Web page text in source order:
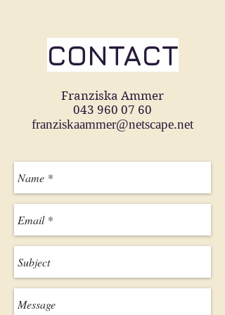
CONTACT
Franziska Ammer
043 960 07 60
franziskaammer@netscape.net